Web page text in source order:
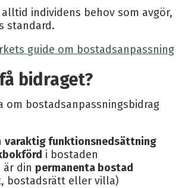
alltid individens behov som avgör,
standard.
guide om bostadsanpassning
bidraget?
om bostadsanpassningsbidrag
varaktig funktionsnedsättning
i bostaden
är din permanenta bostad
bostadsrätt eller villa)